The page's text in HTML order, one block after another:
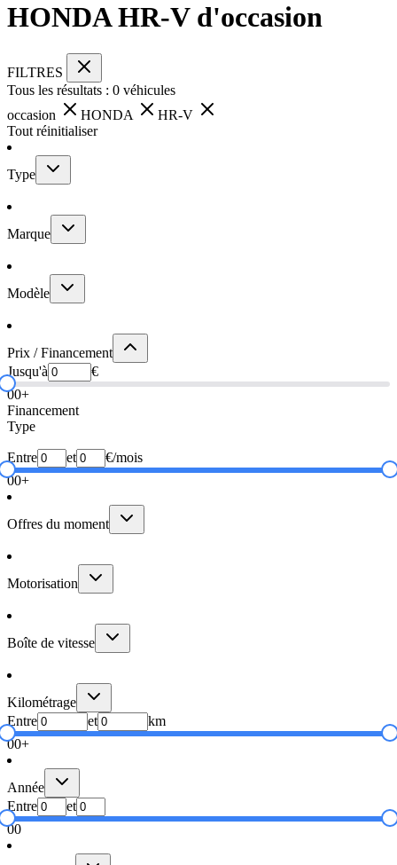
HONDA HR-V d'occasion
FILTRES
Tous les résultats : 0 véhicules
occasion
HONDA
HR-V
Tout réinitialiser
Type
Marque
Modèle
Prix / Financement
Jusqu'à
€
00+
Financement
Type
Entre et
€/mois
00+
Offres du moment
Motorisation
Boîte de vitesse
Kilométrage
Entre
et
km
00+
Année
Entre
et
00